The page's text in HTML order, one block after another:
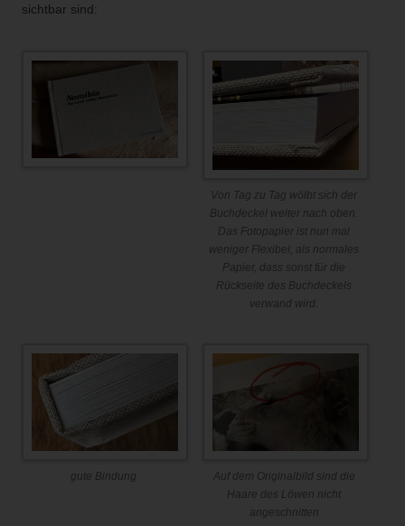
sichtbar sind:
Von Tag zu Tag wölbt sich der
Buchdeckel weiter nach oben.
Das Fotopapier ist nun mal
weniger Flexibel, als normales
Papier, dass sonst für die
Rückseite des Buchdeckels
verwand wird.
gute Bindung
Auf dem Originalbild sind die
Haare des Löwen nicht
angeschnitten